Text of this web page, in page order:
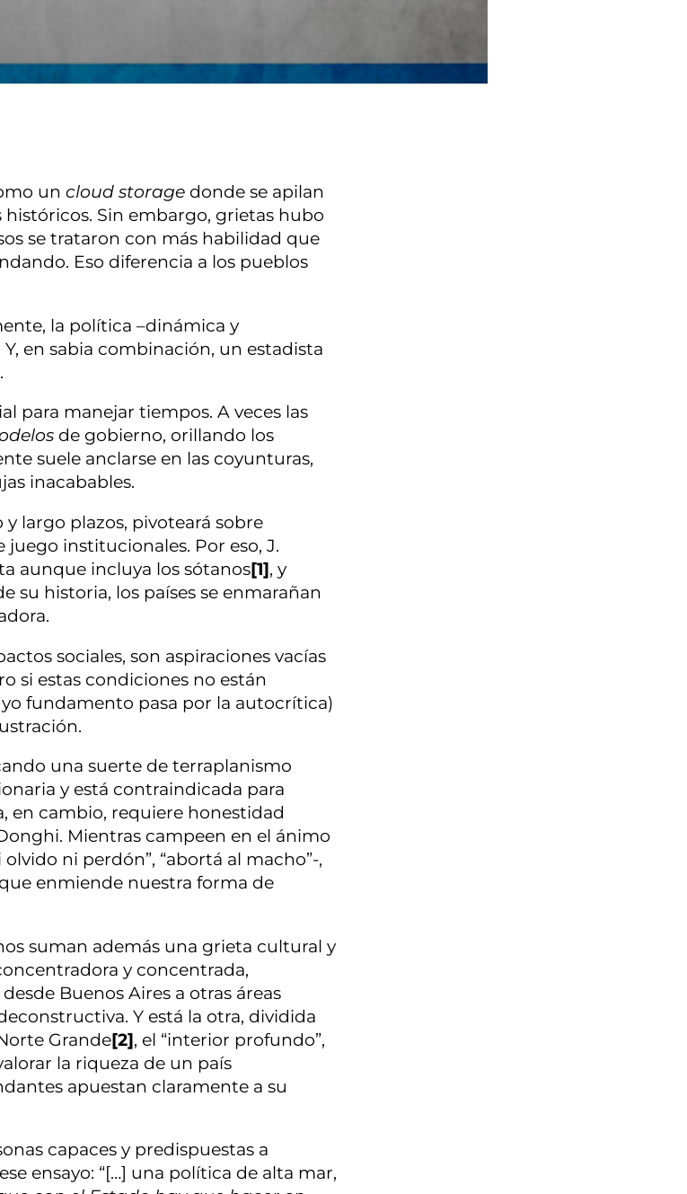
un cloud storage donde se apilan
Sin embargo, grietas hubo
se trataron con más habilidad que
Eso diferencia a los pueblos
la política –dinámica y
en sabia combinación, un estadista
para manejar tiempos. A veces las
de gobierno, orillando los
suele anclarse en las coyunturas,
inacabables.
largo plazos, pivoteará sobre
institucionales. Por eso, J.
aunque incluya los sótanos[1], y
su historia, los países se enmarañan
sociales, son aspiraciones vacías
si estas condiciones no están
fundamento pasa por la autocrítica)
una suerte de terraplanismo
y está contraindicada para
en cambio, requiere honestidad
Mientras campeen en el ánimo
ni perdón”, “abortá al macho”-,
enmiende nuestra forma de
suman además una grieta cultural y
y concentrada,
Buenos Aires a otras áreas
Y está la otra, dividida
Grande[2], el “interior profundo”,
la riqueza de un país
apuestan claramente a su
capaces y predispuestas a
ensayo: “[…] una política de alta mar,